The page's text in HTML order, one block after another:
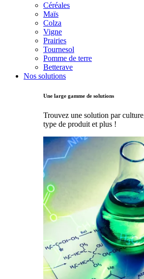
Céréales
Maïs
Colza
Vigne
Prairies
Tournesol
Pomme de terre
Betterave
Nos solutions
Une large gamme de solutions
Trouvez une solution par
type de produit et plus !